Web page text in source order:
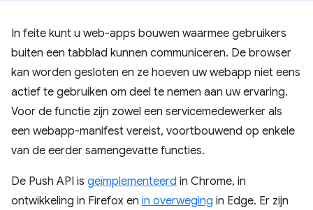
In feite kunt u web-apps bouwen waarmee gebruikers
buiten een tabblad kunnen communiceren. De browser
kan worden gesloten en ze hoeven uw webapp niet eens
actief te gebruiken om deel te nemen aan uw ervaring.
Voor de functie zijn zowel een servicemedewerker als
een webapp-manifest vereist, voortbouwend op enkele
van de eerder samengevatte functies.
De Push API is geïmplementeerd in Chrome, in
ontwikkeling in Firefox en in overweging in Edge. Er zijn